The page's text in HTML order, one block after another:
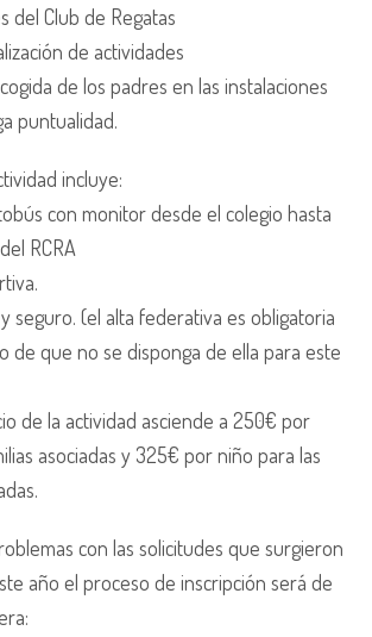
del Club de Regatas
de actividades
de los padres en las instalaciones
puntualidad.
incluye:
con monitor desde el colegio hasta
RCRA
seguro. (el alta federativa es obligatoria
de que no se disponga de ella para este
de la actividad asciende a 250€ por
asociadas y 325€ por niño para las
con las solicitudes que surgieron
año el proceso de inscripción será de